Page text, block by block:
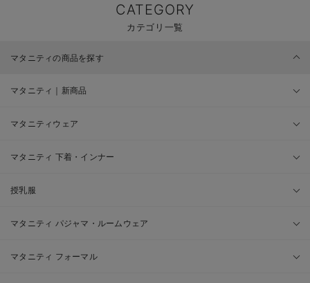
CATEGORY
カテゴリ一覧
マタニティの商品を探す
マタニティ｜新商品
マタニティウェア
マタニティ 下着・インナー
授乳服
マタニティ パジャマ・ルームウェア
マタニティ フォーマル